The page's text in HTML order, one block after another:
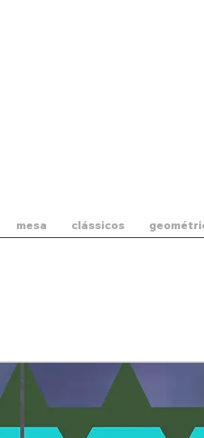
mesa clássicos